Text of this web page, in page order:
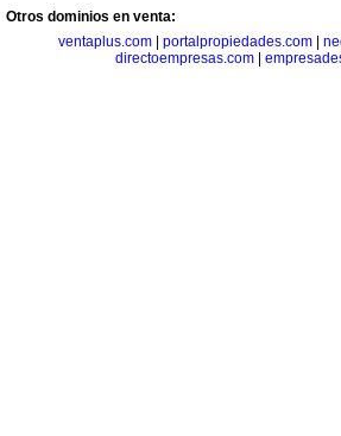
Otros dominios en venta:
ventaplus.com
portalpropiedades.com
directoempresas.com